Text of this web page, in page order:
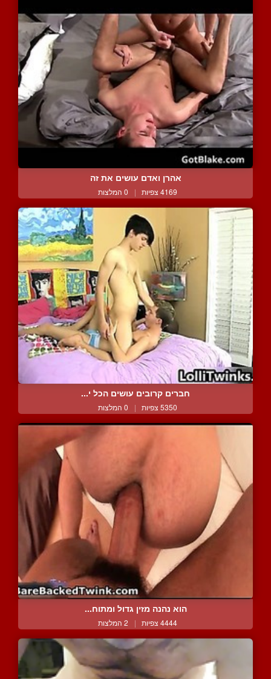
אהרן ואדם עושים את זה
4169 צפיות | 0 המלצות
חברים קרובים עושים הכל י...
5350 צפיות | 0 המלצות
הוא נהנה מזין גדול ומתוח...
4444 צפיות | 2 המלצות